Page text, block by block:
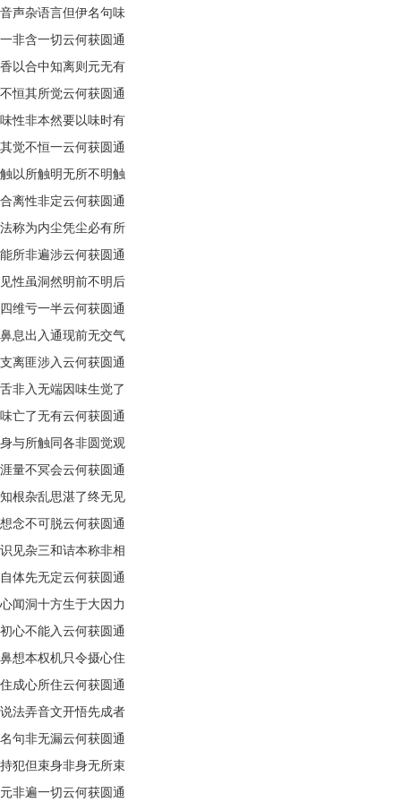
音声杂语言但伊名句味
一非含一切云何获圆通
香以合中知离则元无有
不恒其所觉云何获圆通
味性非本然要以味时有
其觉不恒一云何获圆通
触以所触明无所不明触
合离性非定云何获圆通
法称为内尘凭尘必有所
能所非遍涉云何获圆通
见性虽洞然明前不明后
四维亏一半云何获圆通
鼻息出入通现前无交气
支离匪涉入云何获圆通
舌非入无端因味生觉了
味亡了无有云何获圆通
身与所触同各非圆觉观
涯量不冥会云何获圆通
知根杂乱思湛了终无见
想念不可脱云何获圆通
识见杂三和诘本称非相
自体先无定云何获圆通
心闻洞十方生于大因力
初心不能入云何获圆通
鼻想本权机只令摄心住
住成心所住云何获圆通
说法弄音文开悟先成者
名句非无漏云何获圆通
持犯但束身非身无所束
元非遍一切云何获圆通